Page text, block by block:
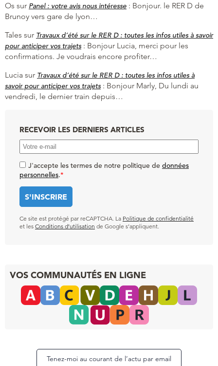
Os sur Panel : votre avis nous intéresse : Bonjour. le RER D de
Brunoy vers gare de lyon…
Tales sur Travaux d’été sur le RER D : toutes les infos utiles à savoir
pour anticiper vos trajets : Bonjour Lucia, merci pour les
confirmations. Je voudrais encore profiter…
Lucia sur Travaux d’été sur le RER D : toutes les infos utiles à
savoir pour anticiper vos trajets : Bonjour Marly, Du lundi au
vendredi, le dernier train depuis…
RECEVOIR LES DERNIERS ARTICLES
J'accepte les termes de notre politique de données
personnelles.*
Ce site est protégé par reCAPTCHA. La Politique de confidentialité
et les Conditions d’utilisation de Google s’appliquent.
VOS COMMUNAUTÉS EN LIGNE
Tenez-moi au courant de l’actu par email